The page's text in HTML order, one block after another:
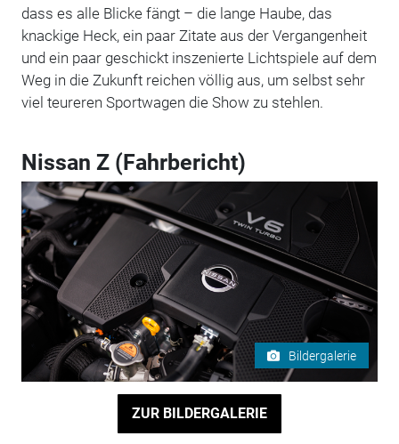
dass es alle Blicke fängt – die lange Haube, das
knackige Heck, ein paar Zitate aus der Vergangenheit
und ein paar geschickt inszenierte Lichtspiele auf dem
Weg in die Zukunft reichen völlig aus, um selbst sehr
viel teureren Sportwagen die Show zu stehlen.
Nissan Z (Fahrbericht)
Bildergalerie
ZUR BILDERGALERIE